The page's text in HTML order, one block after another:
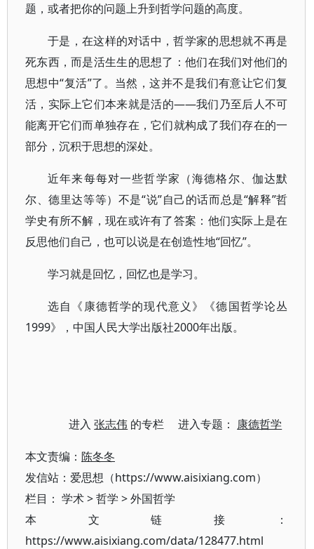
题，或者把你的问题上升到哲学问题的高度。
于是，在这样的对话中，哲学家的思想就不再是
死东西，而是活生生的思想了：他们在我们对他们的
思想中“复活”了。当然，这并不是我们有意让它们复
活，实际上它们本来就是活的——我们乃至后人不可
能离开它们而单独存在，它们就构成了我们存在的一
部分，沉积于思想的深处。
近年来每每对一些哲学家（海德格尔、伽达默
尔、德里达等等）不是“说”自己的话而总是“解释”哲
学史有所不解，现在或许有了答案：他们实际上是在
反思他们自己，也可以说是在创造性地“回忆”。
学习就是回忆，回忆也是学习。
选自《康德哲学的现代意义》《德国哲学论丛
1999》，中国人民大学出版社2000年出版。
进入张志伟 的专栏 进入专题： 康德哲学
本文责编： 陈冬冬
发信站：爱思想（https://www.aisixiang.com）
栏目： 学术>哲学 >外国哲学
本文链接：
https://www.aisixiang.com/data/128477.html